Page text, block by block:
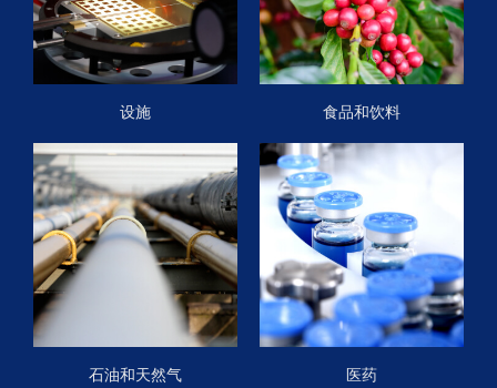
设施 食品和饮料
石油和天然气 医药